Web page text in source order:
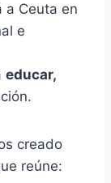
a Ceuta en
e
educar,
creado
reúne: